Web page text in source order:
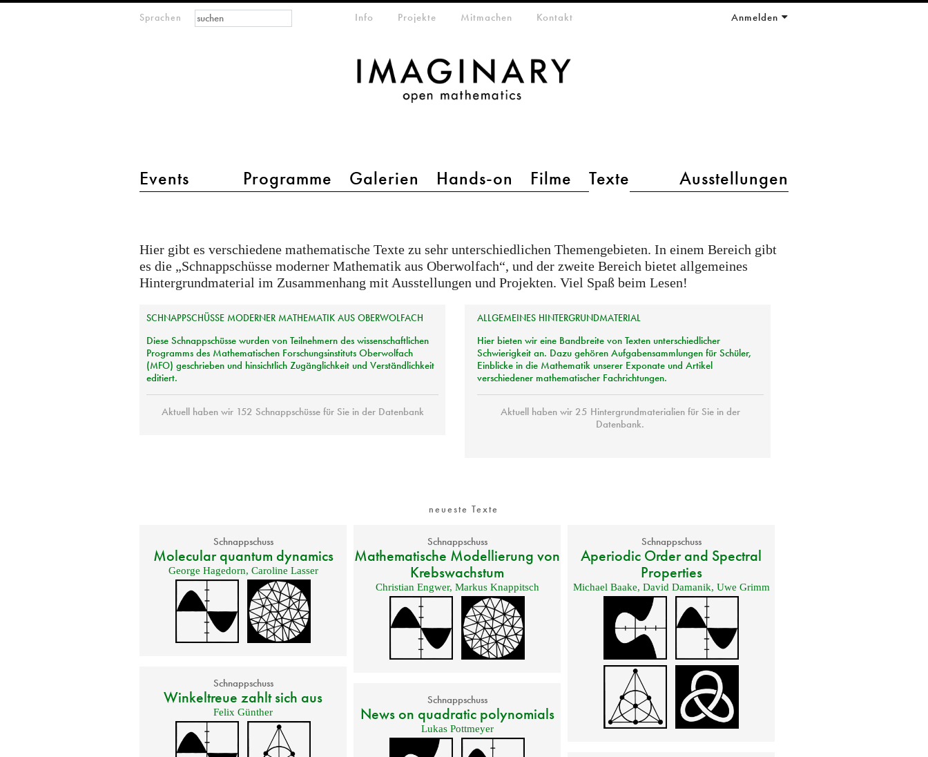
Sprachen
Hauptmenü 2
Events Programme Galerien Hands-on Filme Texte Ausstellungen
Info Projekte Mitmachen Kontakt Anmelden
Suchformular
Suche
Hier gibt es verschiedene mathematische Texte zu sehr unterschiedlichen Themengebieten. In einem Bereich gibt
es die „Schnappschüsse moderner Mathematik aus Oberwolfach“, und der zweite Bereich bietet allgemeines
Hintergrundmaterial im Zusammenhang mit Ausstellungen und Projekten. Viel Spaß beim Lesen!
SCHNAPPSCHÜSSE MODERNER MATHEMATIK AUS OBERWOLFACH
Diese Schnappschüsse wurden von Teilnehmern des wissenschaftlichen
Programms des Mathematischen Forschungsinstituts Oberwolfach
(MFO) geschrieben und hinsichtlich Zugänglichkeit und Verständlichkeit
editiert.
Aktuell haben wir 152 Schnappschüsse für Sie in der Datenbank
ALLGEMEINES HINTERGRUNDMATERIAL
Hier bieten wir eine Bandbreite von Texten unterschiedlicher
Schwierigkeit an. Dazu gehören Aufgabensammlungen für Schüler,
Einblicke in die Mathematik unserer Exponate und Artikel
verschiedener mathematischer Fachrichtungen.
Aktuell haben wir 25 Hintergrundmaterialien für Sie in der
Datenbank.
neueste Texte
Schnappschuss
Molecular quantum dynamics
George Hagedorn, Caroline Lasser
Schnappschuss
Mathematische Modellierung von
Krebswachstum
Christian Engwer, Markus Knappitsch
Schnappschuss
Aperiodic Order and Spectral
Properties
Michael Baake, David Damanik, Uwe Grimm
Schnappschuss
Winkeltreue zahlt sich aus
Felix Günther
Schnappschuss
News on quadratic polynomials
Lukas Pottmeyer